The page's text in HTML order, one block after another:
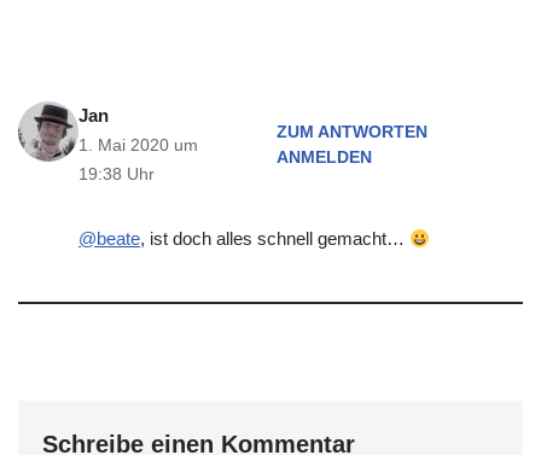
Jan
1. Mai 2020 um
19:38 Uhr
ZUM ANTWORTEN
ANMELDEN
@beate, ist doch alles schnell gemacht…
Schreibe einen Kommentar